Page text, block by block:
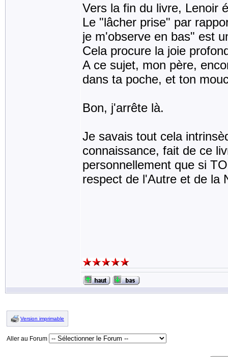
Vers la fin du livre, Lenoir
Le "lâcher prise" par
je m'observe en bas" est
Cela procure la joie
A ce sujet, mon père,
dans ta poche, et ton
Bon, j'arrête là.
Je savais tout cela
connaissance, fait de ce
personnellement que si
respect de l'Autre et de la
Version imprimable
Aller au Forum